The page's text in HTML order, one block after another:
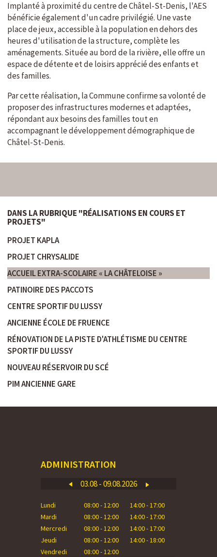
Implanté à proximité du centre de Châtel-St-Denis, l'AES
bénéficie également d'un cadre privilégié. Une vaste
place de jeux, accessible à la population en dehors des
heures d'utilisation de la structure, complète les
aménagements. Située au bord de la rivière, elle offre un
espace de détente et de loisirs apprécié des enfants et
des familles.
Par cette réalisation, la Commune confirme sa volonté de
proposer des infrastructures modernes et adaptées,
répondant aux besoins des familles tout en
accompagnant le développement démographique de
Châtel-St-Denis.
DANS LA RUBRIQUE "RÉALISATIONS EN COURS ET
PROJETS"
PROJET KAPLA
PROJET CHRYSALIDE
ACCUEIL EXTRA-SCOLAIRE « LA CHÂTELOISE »
PATINOIRE DES PACCOTS
CENTRE SPORTIF DU LUSSY
ANCIENNE ÉCOLE DE FRUENCE
RÉNOVATION DE LA PISTE D'ATHLÉTISME DU CENTRE
SPORTIF DU LUSSY
NOUVEAU RÉSERVOIR DU SCÉ
PIM ANCIENNE GARE
ADMINISTRATION
03.08 - 09.08.2026
Lundi 08:00 - 12:00
14:00 - 17:00
Mardi
08:00 - 12:00
14:00 - 17:00
Mercredi
08:00 - 12:00
14:00 - 17:00
Jeudi
08:00 - 12:00
14:00 - 18:00
Vendredi
08:00 - 12:00